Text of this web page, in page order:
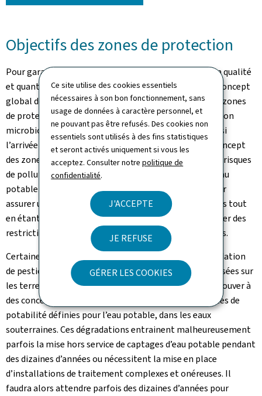
Ce site utilise des cookies essentiels
nécessaires à son bon fonctionnement, sans
usage de données à caractère personnel, et
ne pouvant pas être refusés. Des cookies non
essentiels sont utilisés à des fins statistiques
et seront activés uniquement si vous les
acceptez. Consulter notrepolitique de
confidentialité.
J'ACCEPTE
JE REFUSE
GÉRER LES COOKIES
Objectifs des zones de protection
Pour garantir l’approvisionnement en eau potable, en qualité
et quantité suffisantes, il est nécessaire de définir un concept
global de protection des eaux souterraines. Le but des zones
de protection est d’éviter non seulement toute pollution
microbiologique des captages d’eau potable, mais aussi
l’arrivée de polluants à de fortes concentrations. Le concept
des zones de protection est basé sur la prévention des risques
de pollution des eaux souterraines et des captages d’eau
potable : elles doivent être suffisamment grandes pour
assurer une protection suffisante des eaux souterraines tout
en étant les plus petites possibles pour éviter d’imposer des
restrictions et obligations sur de trop grandes surfaces.
Certaines substances, telles que les produits de dégradation
de pesticides, d'herbicides, et d'autres substances utilisées sur
les terres arables, peuvent être persistantes et se retrouver à
des concentrations très élevées, supérieures aux limites de
potabilité définies pour l’eau potable, dans les eaux
souterraines. Ces dégradations entrainent malheureusement
parfois la mise hors service de captages d’eau potable pendant
des dizaines d’années ou nécessitent la mise en place
d’installations de traitement complexes et onéreuses. Il
faudra alors attendre parfois des dizaines d’années pour